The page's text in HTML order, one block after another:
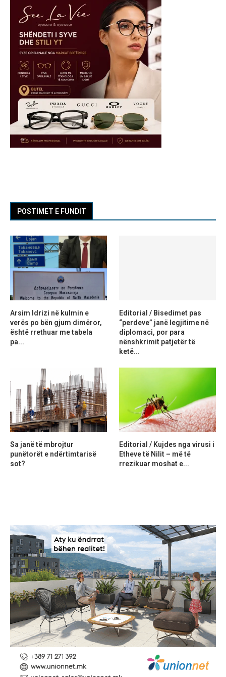
POSTIMET E FUNDIT
Arsim Idrizi në kulmin e
verës po bën gjum dimëror,
është rrethuar me tabela
pa...
Editorial / Bisedimet pas
“perdeve” janë legjitime në
diplomaci, por para
nënshkrimit patjetër të
ketë...
Sa janë të mbrojtur
punëtorët e ndërtimtarisë
sot?
Editorial / Kujdes nga virusi i
Etheve të Nilit – më të
rrezikuar moshat e...